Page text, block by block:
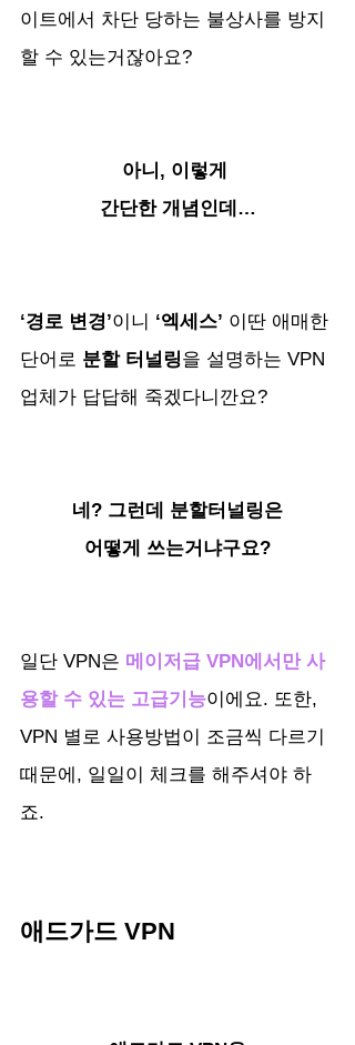
이트에서 차단 당하는 불상사를 방지
할 수 있는거잖아요?
아니, 이렇게
간단한 개념인데…
‘경로 변경’이니 ‘엑세스’ 이딴 애매한
단어로 분할 터널링을 설명하는 VPN
업체가 답답해 죽겠다니깐요?
네? 그런데 분할터널링은
어떻게 쓰는거냐구요?
일단 VPN은 메이저급 VPN에서만 사
용할 수 있는 고급기능이에요. 또한,
VPN 별로 사용방법이 조금씩 다르기
때문에, 일일이 체크를 해주셔야 하
죠.
애드가드 VPN